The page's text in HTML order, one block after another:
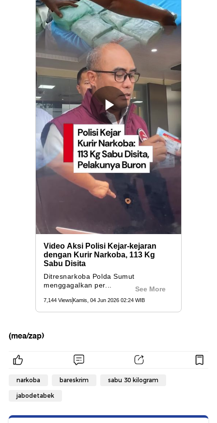
(mea/zap)
narkoba bareskrim sabu 30 kilogram
jabodetabek